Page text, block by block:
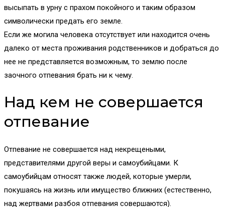
высыпать в урну с прахом покойного и таким образом
символически предать его земле.
Если же могила человека отсутствует или находится очень
далеко от места проживания родственников и добраться до
нее не представляется возможным, то землю после
заочного отпевания брать ни к чему.
Над кем не совершается
отпевание
Отпевание не совершается над некрещеными,
представителями другой веры и самоубийцами. К
самоубийцам относят также людей, которые умерли,
покушаясь на жизнь или имущество ближних (естественно,
над жертвами разбоя отпевания совершаются).